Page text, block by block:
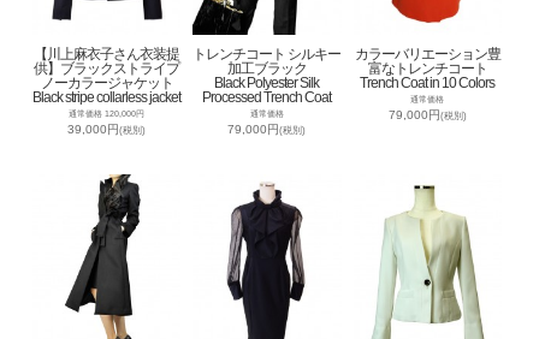
【川上麻衣子さん衣装提
供】ブラックストライプ
ノーカラージャケット
Black stripe collarless jacket
通常価格 120,000円
39,000円(税別)
トレンチコート シルキー
加工ブラック
Black Polyester Silk
Processed Trench Coat
通常価格
79,000円(税別)
カラーバリエーション豊
富なトレンチコート
Trench Coat in 10 Colors
通常価格
79,000円(税別)